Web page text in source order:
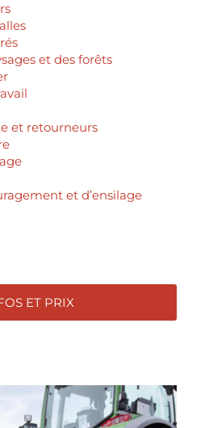
et des forêts
et retourneurs
et d’ensilage
ET PRIX